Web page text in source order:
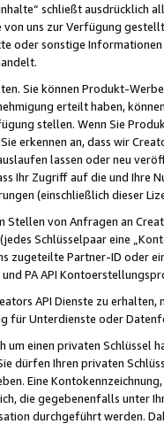
schließt ausdrücklich
uns zur Verfügung
oder sonstige
Sie können Produkt-
erteilt haben,
stellen. Wenn Sie
erkennen an, dass wir
lassen oder neu
Ihr Zugriff auf die und Ihre
(einschließlich dieser
von Anfragen an
Schlüsselpaar eine
zugeteilte Partner-ID oder
PA API
API Dienste zu
für Unterdienste oder
um einen privaten
dürfen Ihren privaten
Eine
die gegebenenfalls unter
durchgeführt werden.